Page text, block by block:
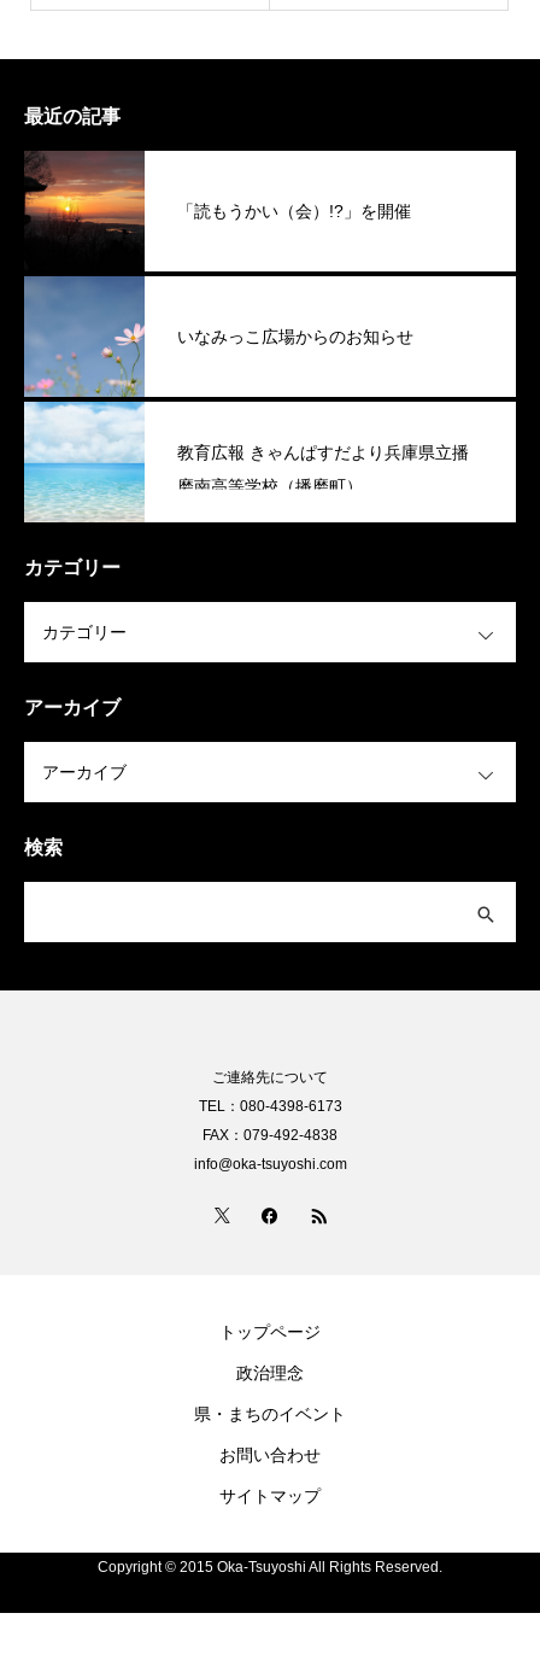
最近の記事
「読もうかい（会）!?」を開催
いなみっこ広場からのお知らせ
教育広報 きゃんぱすだより兵庫県立播
磨南高等学校（播磨町）
カテゴリー
アーカイブ
検索
ご連絡先について
TEL：080-4398-6173
FAX：079-492-4838
info@oka-tsuyoshi.com
トップページ
政治理念
県・まちのイベント
お問い合わせ
サイトマップ
Copyright © 2015 Oka-Tsuyoshi All Rights Reserved.